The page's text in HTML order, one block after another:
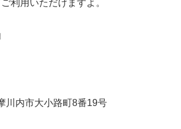
利用いただけますよ。
川内市大小路町8番19号